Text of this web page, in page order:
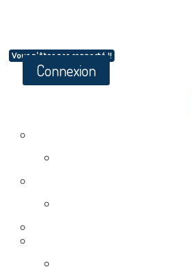
Vous n'êtes pas connecté !!
Connexion